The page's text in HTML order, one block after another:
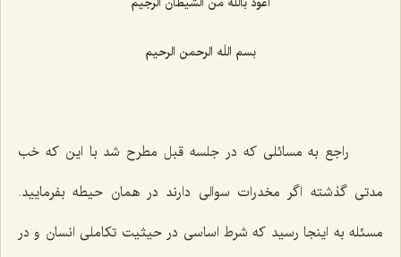
بسم اللَه الرحمن الرحیم‌
راجع به مسائلی که در جلسه قبل مطرح شد با این که خب
مدتی گذشته اگر مخدرات سوالی دارند در همان حیطه بفرمایید.
مسئله به اینجا رسید که شرط اساسی در حیثیت تکاملی انسان و در